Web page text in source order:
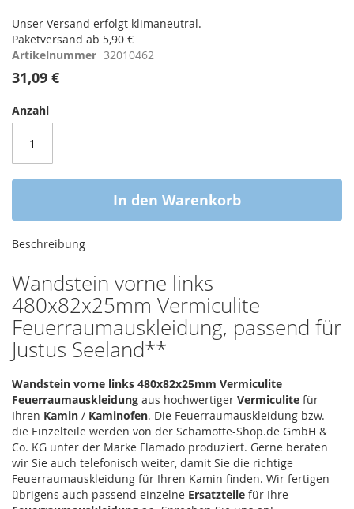
Unser Versand erfolgt klimaneutral.
Paketversand ab 5,90 €
Artikelnummer 32010462
31,09 €
Anzahl
In den Warenkorb
Beschreibung
Wandstein vorne links
480x82x25mm Vermiculite
Feuerraumauskleidung, passend für
Justus Seeland**
Wandstein vorne links 480x82x25mm Vermiculite
Feuerraumauskleidung aus hochwertiger Vermiculite für
Ihren Kamin / Kaminofen. Die Feuerraumauskleidung bzw.
die Einzelteile werden von der Schamotte-Shop.de GmbH &
Co. KG unter der Marke Flamado produziert. Gerne beraten
wir Sie auch telefonisch weiter, damit Sie die richtige
Feuerraumauskleidung für Ihren Kamin finden. Wir fertigen
übrigens auch passend einzelne Ersatzteile für Ihre